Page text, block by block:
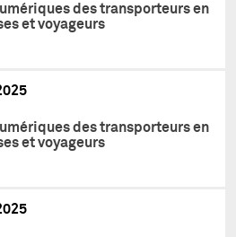
des transporteurs en
et voyageurs
des transporteurs en
et voyageurs